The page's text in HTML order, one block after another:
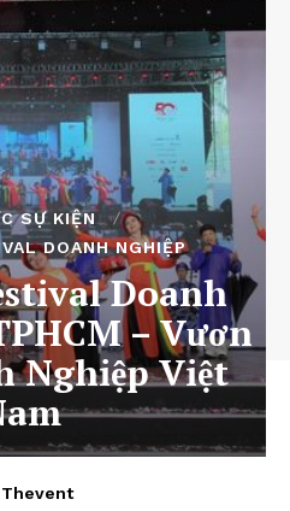
SỰ KIỆN
DOANH NGHIỆP
Doanh
– Vươn
Nghiệp Việt
Thevent